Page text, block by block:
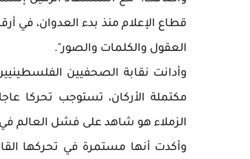
قطاع الإعلام منذ بدء العدوان، في
العقول والكلمات والصور".
وأدانت نقابة الصحفيين
مكتملة الأركان، تستوجب تحركا
الزملاء هو شاهد على فشل العالم
وأكدت أنها مستمرة في تحركها